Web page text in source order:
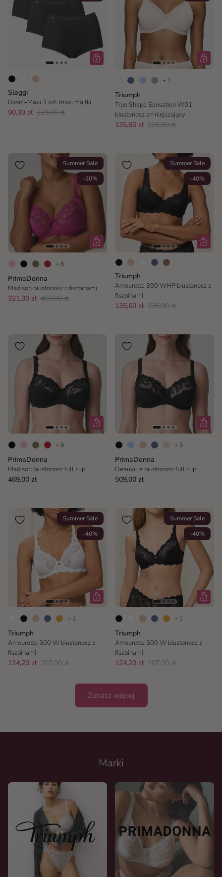
Sloggi
Basic+Maxi 3 szt. maxi majtki
90,30 zł 129,00 zł
+ 1
Triumph
True Shape Sensation W01
biustonosz zmniejszający
135,60 zł 226,00 zł
Summer Sale
-30%
+ 8
PrimaDonna
Madison biustonosz z fiszbinami
321,30 zł 459,00 zł
Summer Sale
-40%
Triumph
Amourette 300 WHP biustonosz z
fiszbinami
135,60 zł 226,00 zł
+ 8
PrimaDonna
Madison biustonosz full cup
469,00 zł
+ 3
PrimaDonna
Deauville biustonosz full cup
509,00 zł
Summer Sale
-40%
+ 1
Triumph
Amourette 300 W biustonosz z
fiszbinami
124,20 zł 207,00 zł
Summer Sale
-40%
+ 1
Triumph
Amourette 300 W biustonosz z
fiszbinami
124,20 zł 207,00 zł
Zobacz więcej
Marki